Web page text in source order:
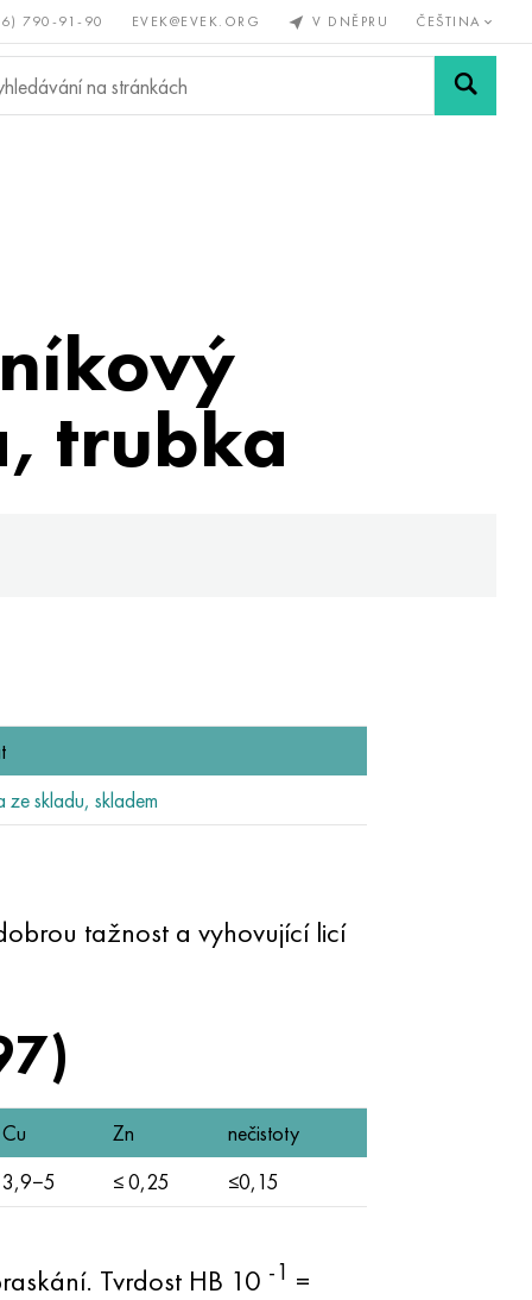
790-91-90 EVEK@EVEK.ORG V DNĚPRU ČEŠTINA
Legovaná Sítě a
trubka
skladu, skladem
tažnost a vyhovující licí
Cu Zn
nečistoty
3,9−5 ≤ 0,25 ≤0,15
Tvrdost HB 10 -1 =